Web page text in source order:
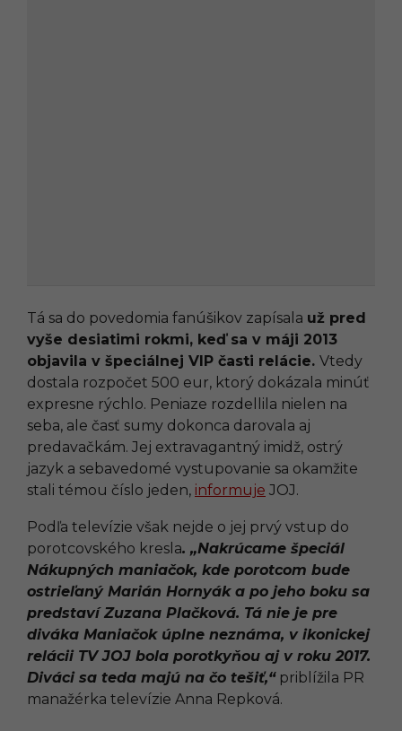
Tá sa do povedomia fanúšikov zapísala už pred
vyše desiatimi rokmi, keď sa v máji 2013
objavila v špeciálnej VIP časti relácie. Vtedy
dostala rozpočet 500 eur, ktorý dokázala minúť
expresne rýchlo. Peniaze rozdellila nielen na
seba, ale časť sumy dokonca darovala aj
predavačkám. Jej extravagantný imidž, ostrý
jazyk a sebavedomé vystupovanie sa okamžite
stali témou číslo jeden, informuje JOJ.
Podľa televízie však nejde o jej prvý vstup do
porotcovského kresla. „Nakrúcame špeciál
Nákupných maniačok, kde porotcom bude
ostrieľaný Marián Hornyák a po jeho boku sa
predstaví Zuzana Plačková. Tá nie je pre
diváka Maniačok úplne neznáma, v ikonickej
relácii TV JOJ bola porotkyňou aj v roku 2017.
Diváci sa teda majú na čo tešiť,“priblížila PR
manažérka televízie Anna Repková.